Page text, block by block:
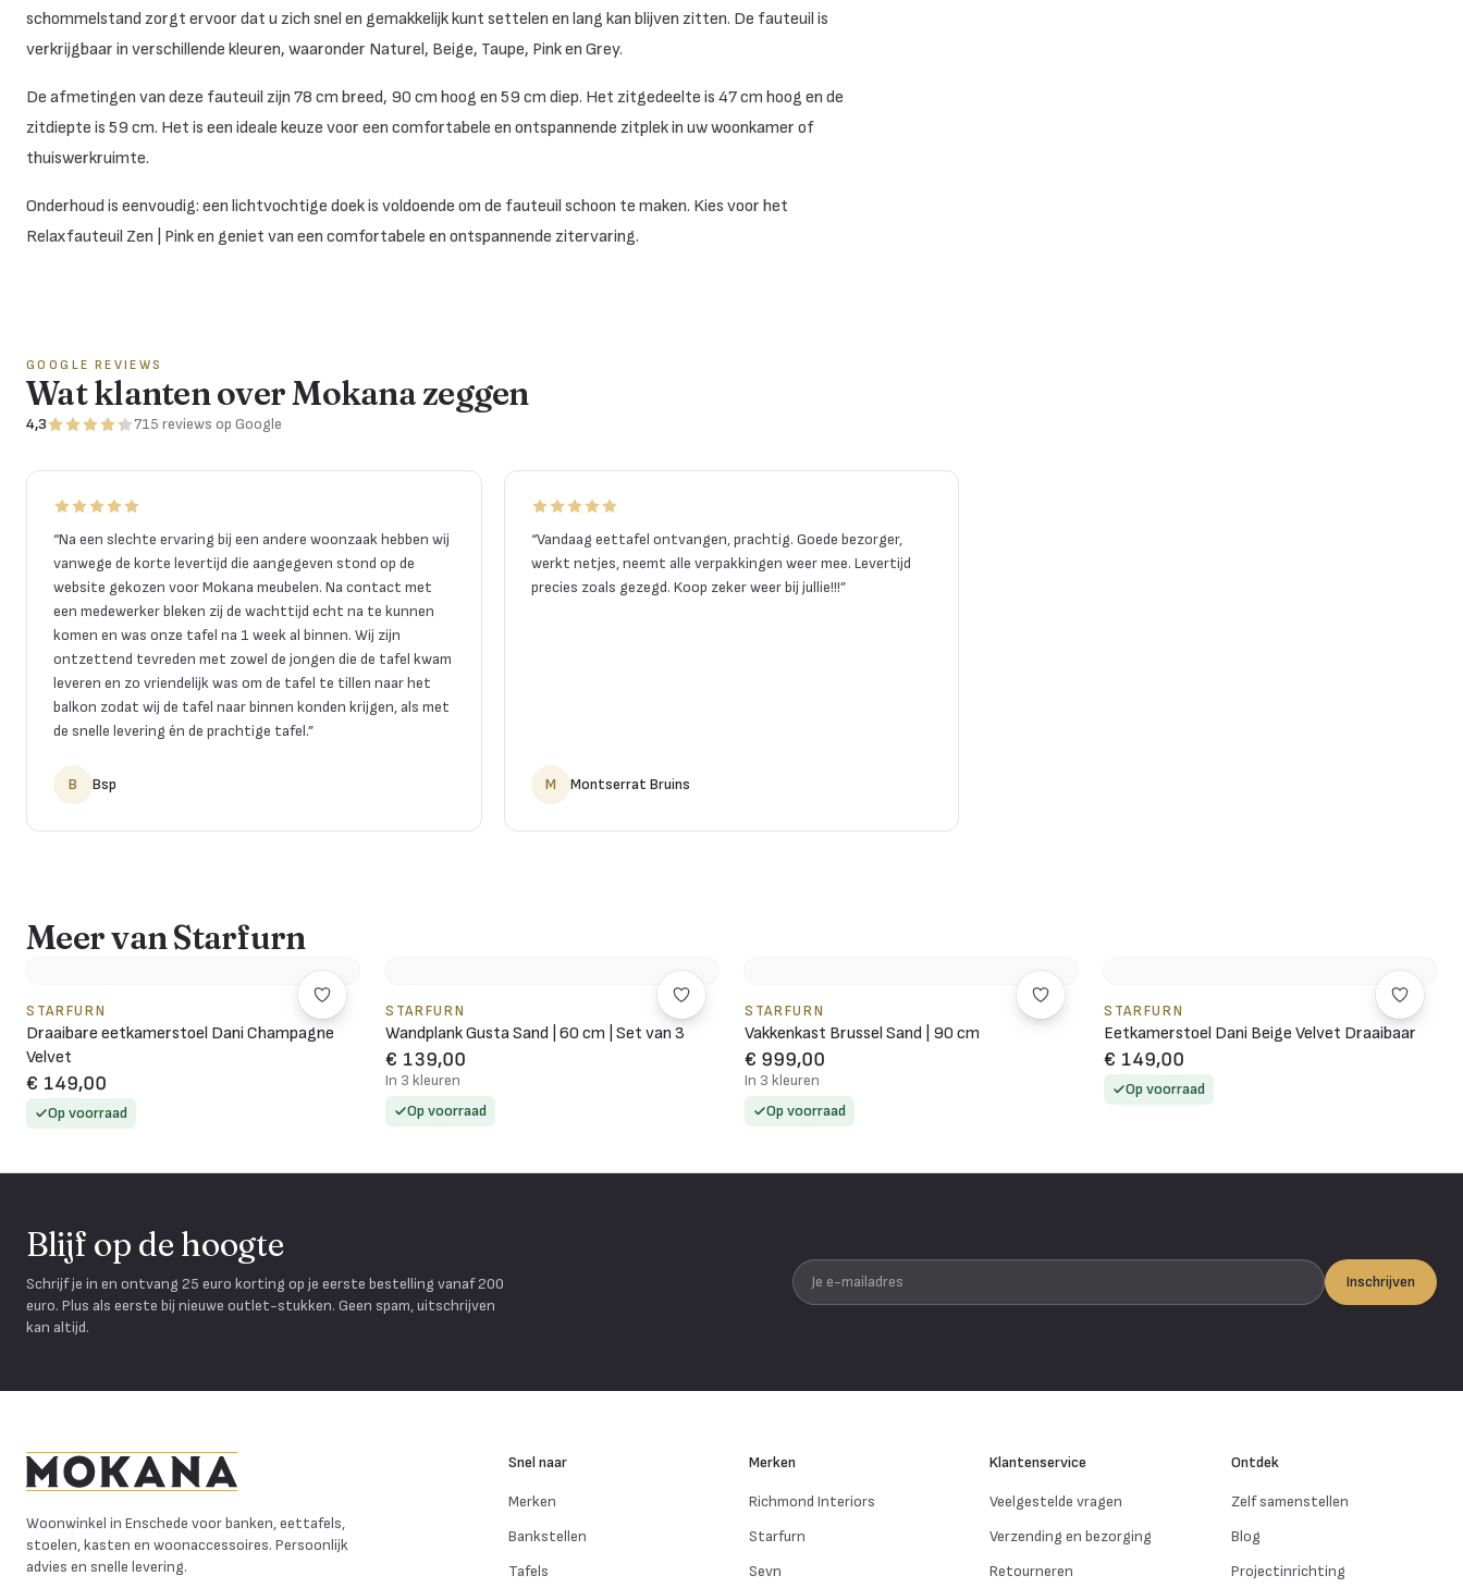
schommelstand zorgt ervoor dat u zich snel en gemakkelijk kunt settelen en lang kan blijven zitten. De fauteuil is
verkrijgbaar in verschillende kleuren, waaronder Naturel, Beige, Taupe, Pink en Grey.
De afmetingen van deze fauteuil zijn 78 cm breed, 90 cm hoog en 59 cm diep. Het zitgedeelte is 47 cm hoog en de
zitdiepte is 59 cm. Het is een ideale keuze voor een comfortabele en ontspannende zitplek in uw woonkamer of
thuiswerkruimte.
Onderhoud is eenvoudig: een lichtvochtige doek is voldoende om de fauteuil schoon te maken. Kies voor het
Relaxfauteuil Zen | Pink en geniet van een comfortabele en ontspannende zitervaring.
GOOGLE REVIEWS
Wat klanten over Mokana zeggen
4,3 715 reviews op Google
“Na een slechte ervaring bij een andere woonzaak hebben wij
vanwege de korte levertijd die aangegeven stond op de
website gekozen voor Mokana meubelen. Na contact met
een medewerker bleken zij de wachttijd echt na te kunnen
komen en was onze tafel na 1 week al binnen. Wij zijn
ontzettend tevreden met zowel de jongen die de tafel kwam
leveren en zo vriendelijk was om de tafel te tillen naar het
balkon zodat wij de tafel naar binnen konden krijgen, als met
de snelle levering én de prachtige tafel.”
B Bsp
“Vandaag eettafel ontvangen, prachtig. Goede bezorger,
werkt netjes, neemt alle verpakkingen weer mee. Levertijd
precies zoals gezegd. Koop zeker weer bij jullie!!!”
M Montserrat Bruins
Meer van Starfurn
STARFURN
Draaibare eetkamerstoel Dani Champagne
Velvet
€ 149,00
Op voorraad
STARFURN
Wandplank Gusta Sand | 60 cm | Set van 3
€ 139,00
In 3 kleuren
Op voorraad
STARFURN
Vakkenkast Brussel Sand | 90 cm
€ 999,00
In 3 kleuren
Op voorraad
STARFURN
Eetkamerstoel Dani Beige Velvet Draaibaar
€ 149,00
Op voorraad
Blijf op de hoogte
Schrijf je in en ontvang 25 euro korting op je eerste bestelling vanaf 200
euro. Plus als eerste bij nieuwe outlet-stukken. Geen spam, uitschrijven
kan altijd.
Je e-mailadres
Inschrijven
Woonwinkel in Enschede voor banken, eettafels,
stoelen, kasten en woonaccessoires. Persoonlijk
advies en snelle levering.
Snel naar
Merken
Bankstellen
Tafels
Merken
Richmond Interiors
Starfurn
Sevn
Klantenservice
Veelgestelde vragen
Verzending en bezorging
Retourneren
Ontdek
Zelf samenstellen
Blog
Projectinrichting